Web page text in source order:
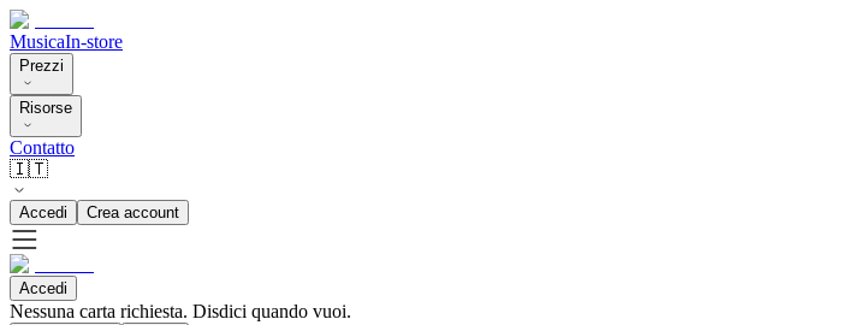
MusicaIn-store
Prezzi
Risorse
Contatto
🇮🇹
Accedi Crea account
Accedi
Nessuna carta richiesta. Disdici quando vuoi.